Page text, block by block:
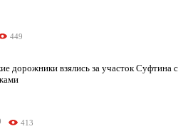
449
дорожники взялись за участок Суфтина с
413